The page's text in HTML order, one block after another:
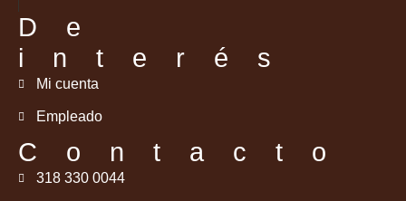
De
interés
Mi cuenta
Empleado
Contacto
318 330 0044